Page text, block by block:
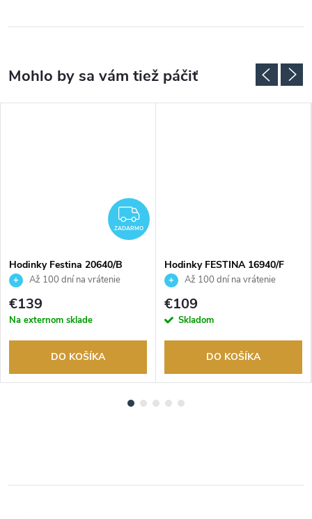
ZADARMO
ZADARMO
Hodinky Festina 20640/B
Až 100 dní na vrátenie
tovaru. Autorizovaný predajca.
€139
Na externom sklade
DO KOŠÍKA
Hodinky FESTINA 16940/F
Až 100 dní na vrátenie
tovaru. Autorizovaný predajca.
€109
Skladom
DO KOŠÍKA